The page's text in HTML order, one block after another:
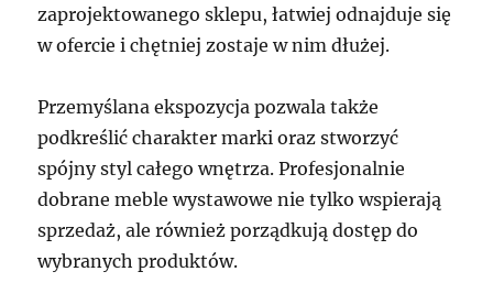
zaprojektowanego sklepu, łatwiej odnajduje się
w ofercie i chętniej zostaje w nim dłużej.
Przemyślana ekspozycja pozwala także
podkreślić charakter marki oraz stworzyć
spójny styl całego wnętrza. Profesjonalnie
dobrane meble wystawowe nie tylko wspierają
sprzedaż, ale również porządkują dostęp do
wybranych produktów.